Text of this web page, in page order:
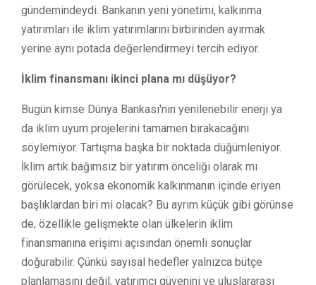
gündemindeydi. Bankanın yeni yönetimi, kalkınma
yatırımları ile iklim yatırımlarını birbirinden ayırmak
yerine aynı potada değerlendirmeyi tercih ediyor.
İklim finansmanı ikinci plana mı düşüyor?
Bugün kimse Dünya Bankası'nın yenilenebilir enerji ya
da iklim uyum projelerini tamamen bırakacağını
söylemiyor. Tartışma başka bir noktada düğümleniyor.
İklim artık bağımsız bir yatırım önceliği olarak mı
görülecek, yoksa ekonomik kalkınmanın içinde eriyen
başlıklardan biri mi olacak? Bu ayrım küçük gibi görünse
de, özellikle gelişmekte olan ülkelerin iklim
finansmanına erişimi açısından önemli sonuçlar
doğurabilir. Çünkü sayısal hedefler yalnızca bütçe
planlamasını değil, yatırımcı güvenini ve uluslararası